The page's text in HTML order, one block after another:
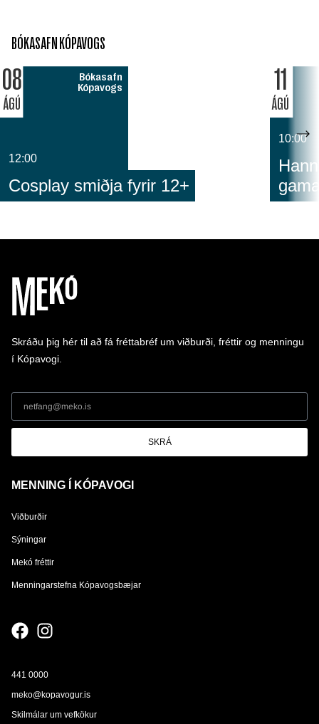
BÓKASAFN KÓPAVOGS
08
ÁGÚ
Bókasafn
Kópavogs
12:00
Cosplay smiðja fyrir 12+
11
ÁGÚ
10:00
Skráðu þig hér til að fá fréttabréf um viðburði, fréttir og menningu
í Kópavogi.
SKRÁ
MENNING Í KÓPAVOGI
Viðburðir
Sýningar
Mekó fréttir
Menningarstefna Kópavogsbæjar
441 0000
meko@kopavogur.is
Skilmálar um vefkökur